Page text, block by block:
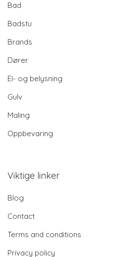
Bad
Badstu
Brands
Dører
El- og belysning
Gulv
Maling
Oppbevaring
Viktige linker
Blog
Contact
Terms and conditions
Privacy policy